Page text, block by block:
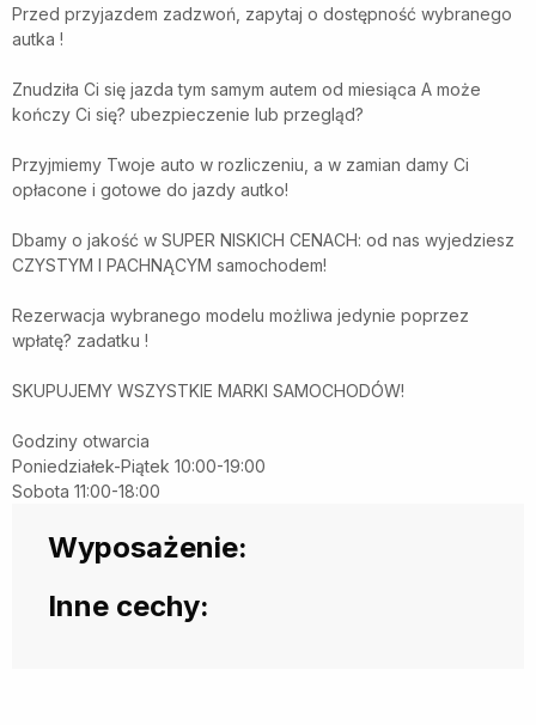
Przed przyjazdem zadzwoń, zapytaj o dostępność wybranego
autka !
Znudziła Ci się jazda tym samym autem od miesiąca A może
kończy Ci się? ubezpieczenie lub przegląd?
Przyjmiemy Twoje auto w rozliczeniu, a w zamian damy Ci
opłacone i gotowe do jazdy autko!
Dbamy o jakość w SUPER NISKICH CENACH: od nas wyjedziesz
CZYSTYM I PACHNĄCYM samochodem!
Rezerwacja wybranego modelu możliwa jedynie poprzez
wpłatę? zadatku !
SKUPUJEMY WSZYSTKIE MARKI SAMOCHODÓW!
Godziny otwarcia
Poniedziałek-Piątek 10:00-19:00
Sobota 11:00-18:00
Wyposażenie:
Inne cechy: